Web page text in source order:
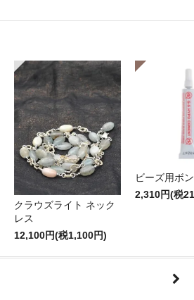
クラウズライト ネック
レス
12,100円(税1,100円)
ビーズ用ボ
2,310円(税